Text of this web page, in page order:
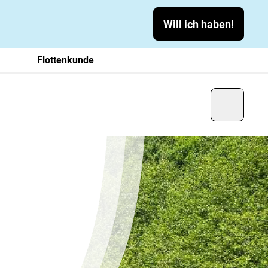
Will ich haben!
Flottenkunde